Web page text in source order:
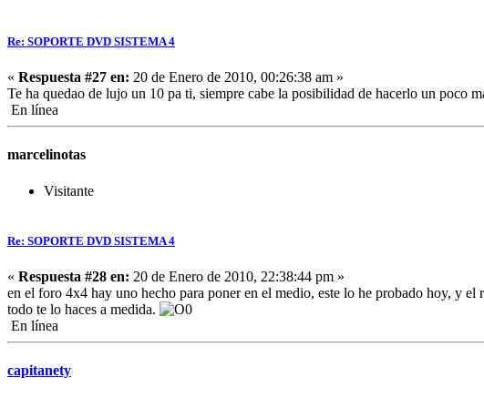
Re: SOPORTE DVD SISTEMA 4
« Respuesta #27 en: 20 de Enero de 2010, 00:26:38 am »
Te ha quedao de lujo un 10 pa ti, siempre cabe la posibilidad de hacerlo un poco
En línea
marcelinotas
Visitante
Re: SOPORTE DVD SISTEMA 4
« Respuesta #28 en: 20 de Enero de 2010, 22:38:44 pm »
en el foro 4x4 hay uno hecho para poner en el medio, este lo he probado hoy, y
todo te lo haces a medida.
En línea
capitanety